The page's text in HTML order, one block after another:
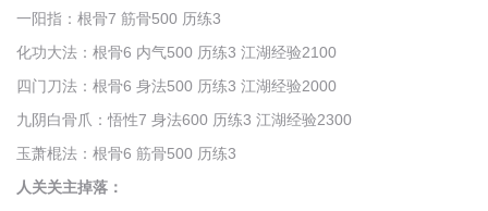
一阳指：根骨7 筋骨500 历练3
化功大法：根骨6 内气500 历练3 江湖经验2100
四门刀法：根骨6 身法500 历练3 江湖经验2000
九阴白骨爪：悟性7 身法600 历练3 江湖经验2300
玉萧棍法：根骨6 筋骨500 历练3
人关关主掉落：